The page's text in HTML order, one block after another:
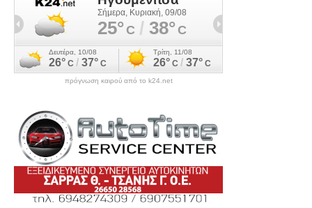
πρόγνωση καιρού από το k24.net